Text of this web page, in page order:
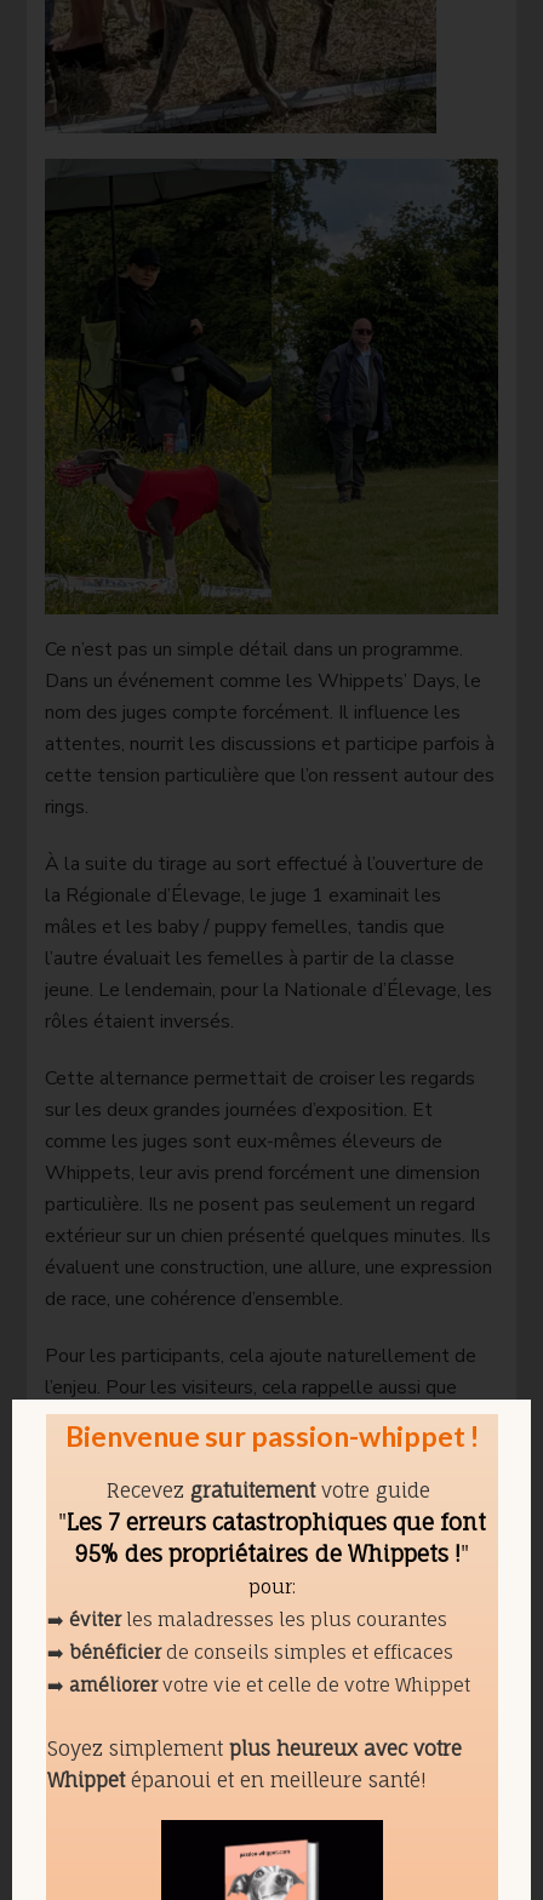
Ce n’est pas un simple détail dans un programme.
Dans un événement comme les Whippets’ Days, le
nom des juges compte forcément. Il influence les
attentes, nourrit les discussions et participe parfois à
cette tension particulière que l’on ressent autour des
rings.
À la suite du tirage au sort effectué à l’ouverture de
la Régionale d’Élevage, le juge 1 examinait les
mâles et les baby / puppy femelles, tandis que
l’autre évaluait les femelles à partir de la classe
jeune. Le lendemain, pour la Nationale d’Élevage, les
rôles étaient inversés.
Cette alternance permettait de croiser les regards
sur les deux grandes journées d’exposition. Et
comme les juges sont eux-mêmes éleveurs de
Whippets, leur avis prend forcément une dimension
particulière. Ils ne posent pas seulement un regard
extérieur sur un chien présenté quelques minutes. Ils
évaluent une construction, une allure, une expression
de race, une cohérence d’ensemble.
Pour les participants, cela ajoute naturellement de
l’enjeu. Pour les visiteurs, cela rappelle aussi que
derrière la beauté apparente d’un ring, il y a une
lecture précise, exigeante et parfois très technique
du Whippet.
Des Whippets partout, mais
jamais tous identiques
Pour quelqu’un qui aime le Whippet, ce type de
week-end est forcément impressionnant. Pendant
les allées. Sous les barnums. Dans les bras parfois,
roulés dans une couverture, ou dressés sur leurs
longues pattes à observer le monde avec cet air à la
fois digne, curieux ou légèrement dramatique qu’ils
savent si bien prendre.
Bienvenue sur passion-whippet !
Recevez gratuitementvotre guide
"Les 7 erreurs catastrophiques que font
95% des propriétaires de Whippets !"
pour:
➡️ éviter les maladresses les plus courantes
➡️ bénéficierde conseils simples et efficaces
➡️ améliorervotre vie et celle de votre Whippet
Soyez simplement plus heureux avec votre
Whippetépanoui et en meilleure santé!